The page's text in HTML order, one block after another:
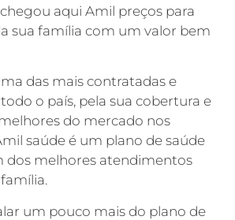
aqui Amil preços para
sua família com um valor bem
das mais contratadas e
o país, pela sua cobertura e
do mercado nos
saúde é um plano de saúde
dos melhores atendimentos
um pouco mais do plano de